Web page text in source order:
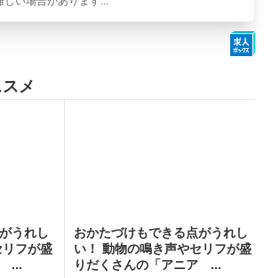
メ
うれし
フが盛
...
おかたづけもできる点がうれし
い！ 動物の鳴き声やセリフが盛
りだくさんの「アニア ...